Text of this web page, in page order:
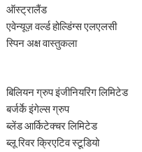
ऑस्ट्रालैंड
एवेन्यूज़ वर्ल्ड होल्डिंग्स एलएलसी
स्पिन अक्ष वास्तुकला
बिलियन ग्रुप इंजीनियरिंग लिमिटेड
बर्जर्के इंगेल्स ग्रुप
ब्लेंड आर्किटेक्चर लिमिटेड
ब्लू रिवर क्रिएटिव स्टूडियो